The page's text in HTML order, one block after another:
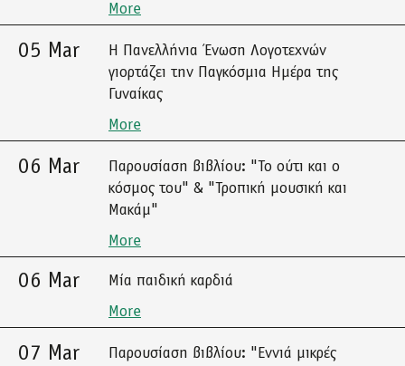
More
05 Mar
Η Πανελλήνια Ένωση Λογοτεχνών
γιορτάζει την Παγκόσμια Ημέρα της
Γυναίκας
More
06 Mar
Παρουσίαση βιβλίου: "Το ούτι και ο
κόσμος του" & "Τροπική μουσική και
Μακάμ"
More
06 Mar
Μία παιδική καρδιά
More
07 Mar
Παρουσίαση βιβλίου: "Εννιά μικρές